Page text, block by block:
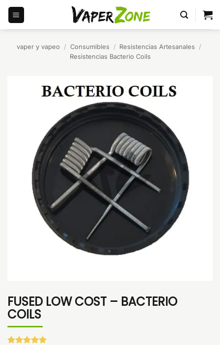
Saltar
contenido
vaper y vapeo / Consumibles / Resistencias Artesanales
/
Resistencias Bacterio Coils
FUSED LOW COST – BACTERIO
COILS